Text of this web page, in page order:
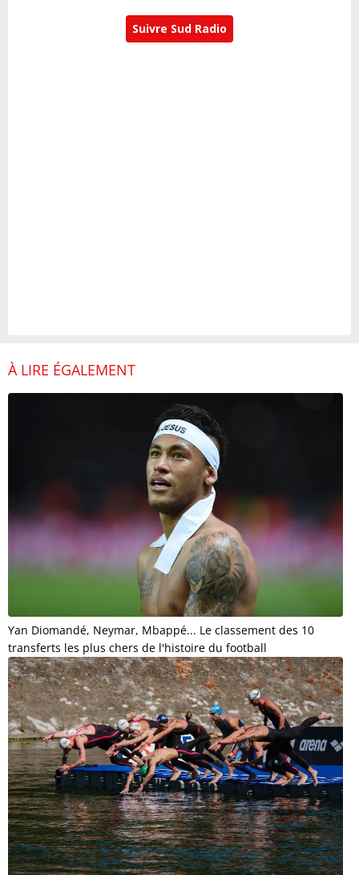
Suivre Sud Radio
À LIRE ÉGALEMENT
Yan Diomandé, Neymar, Mbappé... Le classement des 10
transferts les plus chers de l'histoire du football